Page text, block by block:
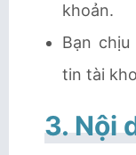
khoản.
Bạn
tin tài
3. Nội